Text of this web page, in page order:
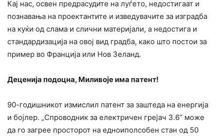
Кај нас, освен предрасудите на луѓето, недостигаат и
познавања на проектантите и изведувачите за изградба
на куќи од слама и слични материјали, а недостига и
стандардизација на овој вид градба, како што постои за
пример во Франција или Нов Зеланд.
Деценија подоцна, Миливоје има патент!
90-годишникот измислил патент за заштеда на енергија
и бојлер. „Спроводник за електричен грејач 3.6“ може
да го загрее просторот на едноиполсобен стан од 50